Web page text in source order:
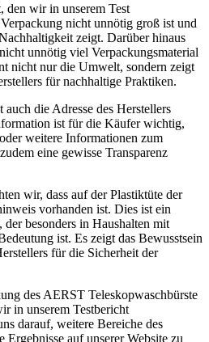
den wir in unserem Test
nicht unnötig groß ist und
zeigt. Darüber hinaus
unnötig viel Verpackungsmaterial
nicht nur die Umwelt, sondern zeigt
für nachhaltige Praktiken.
die Adresse des Herstellers
ist für die Käufer wichtig,
weitere Informationen zum
eine gewisse Transparenz
wir, dass auf der Plastiktüte der
vorhanden ist. Dies ist ein
besonders in Haushalten mit
ist. Es zeigt das Bewusstsein
für die Sicherheit der
des AERST Teleskopwaschbürste
in unserem Testbericht
darauf, weitere Bereiche des
Ergebnisse auf unserer Website zu